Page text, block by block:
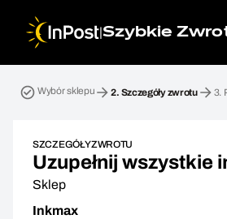
|Szybkie
Wybór sklepu 2. Szczegóły zwrotu 3.
SZCZEGÓŁY ZWROTU
Uzupełnij wszystkie
Sklep
Inkmax